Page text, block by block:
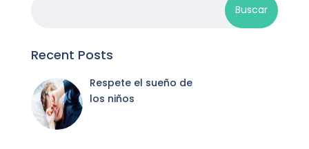
Recent Posts
Respete el sueño de
los niños